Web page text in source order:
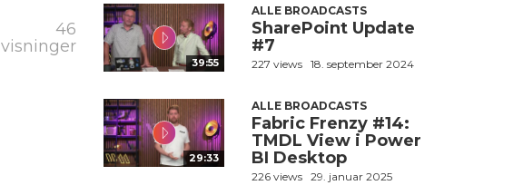
46
visninger
39:55
ALLE BROADCASTS
SharePoint Update
#7
227 views 18. september 2024
29:33
ALLE BROADCASTS
Fabric Frenzy #14:
TMDL View i Power
BI Desktop
226 views 29. januar 2025